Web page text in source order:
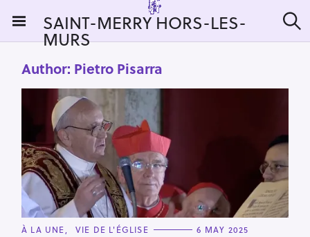
i
SAINT-MERRY HORS-LES-
MURS e
Author: Pietro Pisarra
C
À LA UNE VIE DE L'ÉGLISE 6 MAY 2025